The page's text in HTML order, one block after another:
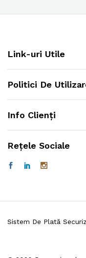
Link-uri Utile
Politici De
Info Clienți
Rețele Sociale
Sistem De Plată